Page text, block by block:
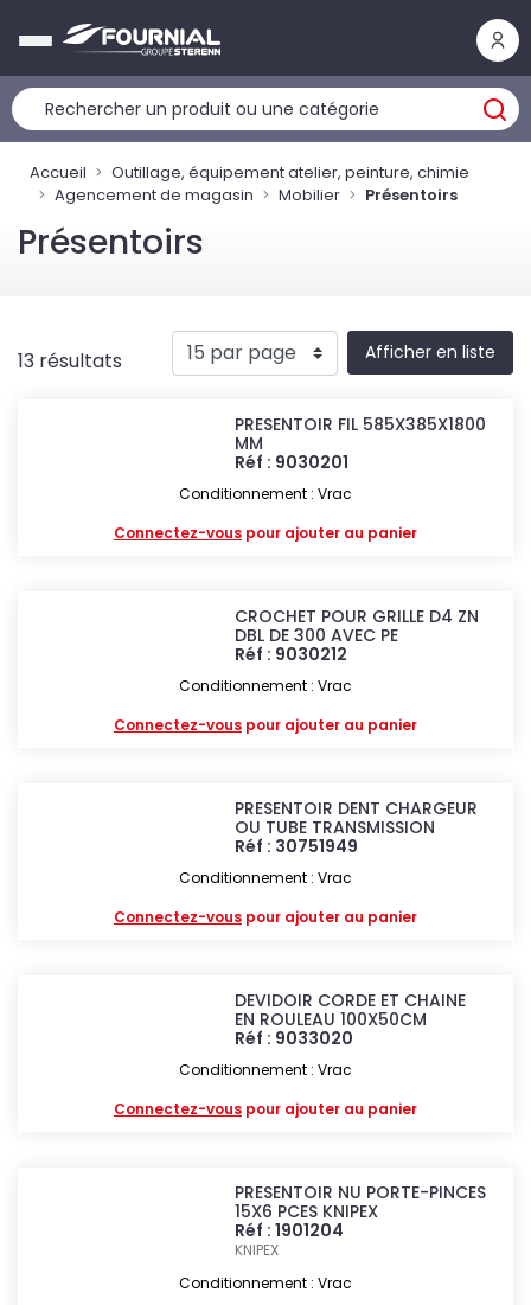
Accueil
Outillage, équipement atelier, peinture, chimie
Agencement de magasin
Mobilier Présentoirs
Présentoirs
13 résultats Afficher en liste
PRESENTOIR FIL 585X385X1800
MM
Réf : 9030201
Conditionnement : Vrac
Connectez-vous pour ajouter au panier
CROCHET POUR GRILLE D4 ZN
DBL DE 300 AVEC PE
Réf : 9030212
Conditionnement : Vrac
Connectez-vous pour ajouter au panier
PRESENTOIR DENT CHARGEUR
OU TUBE TRANSMISSION
Réf : 30751949
Conditionnement : Vrac
Connectez-vous pour ajouter au panier
DEVIDOIR CORDE ET CHAINE
EN ROULEAU 100X50CM
Réf : 9033020
Conditionnement : Vrac
Connectez-vous pour ajouter au panier
PRESENTOIR NU PORTE-PINCES
15X6 PCES KNIPEX
Réf : 1901204
KNIPEX
Conditionnement : Vrac